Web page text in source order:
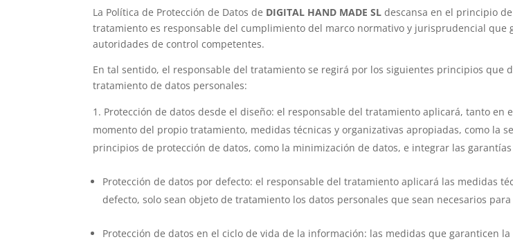
La Política de Protección de Datos de DIGITAL HAND MADE SL descansa en el principio
tratamiento es responsable del cumplimiento del marco normativo y jurisprudencial que
autoridades de control competentes.
En tal sentido, el responsable del tratamiento se regirá por los siguientes principios que
tratamiento de datos personales:
Protección de datos desde el diseño: el responsable del tratamiento aplicará, tanto
momento del propio tratamiento, medidas técnicas y organizativas apropiadas, como la
principios de protección de datos, como la minimización de datos, e integrar las
Protección de datos por defecto: el responsable del tratamiento aplicará las medidas
defecto, solo sean objeto de tratamiento los datos personales que sean necesarios
Protección de datos en el ciclo de vida de la información: las medidas que garanticen